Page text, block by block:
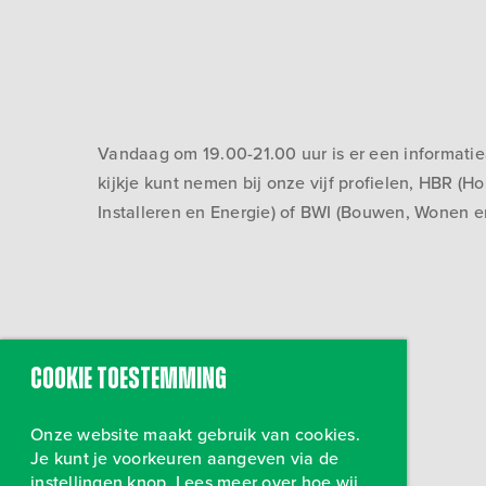
Vandaag om 19.00-21.00 uur is er een
kijkje kunt nemen bij onze vijf profielen, HBR
Installeren en Energie) of BWI (Bouwen,
Cookie toestemming
Onze website maakt gebruik van cookies.
Je kunt je voorkeuren aangeven via de